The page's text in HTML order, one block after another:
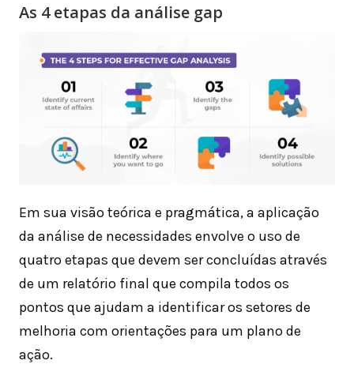
As 4 etapas da análise gap
Em sua visão teórica e pragmática, a aplicação
da análise de necessidades envolve o uso de
quatro etapas que devem ser concluídas através
de um relatório final que compila todos os
pontos que ajudam a identificar os setores de
melhoria com orientações para um plano de
ação.